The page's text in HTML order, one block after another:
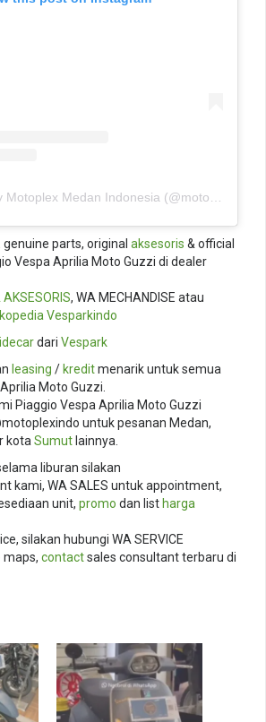
A post shared by Motoplex Medan Indonesia (@motoplexindo)
genuine parts, original aksesoris & official
Vespa Aprilia Moto Guzzi di dealer
AKSESORIS, WA MECHANDISE atau
Vesparkindo
dari Vespark
leasing / kreditmenarik untuk semua
Moto Guzzi.
Piaggio Vespa Aprilia Moto Guzzi
untuk pesanan Medan,
kotaSumut lainnya.
liburan silakan
kami, WA SALES untuk appointment,
unit, promo dan list harga
silakan hubungi WA SERVICE
maps, contactsales consultant terbaru di